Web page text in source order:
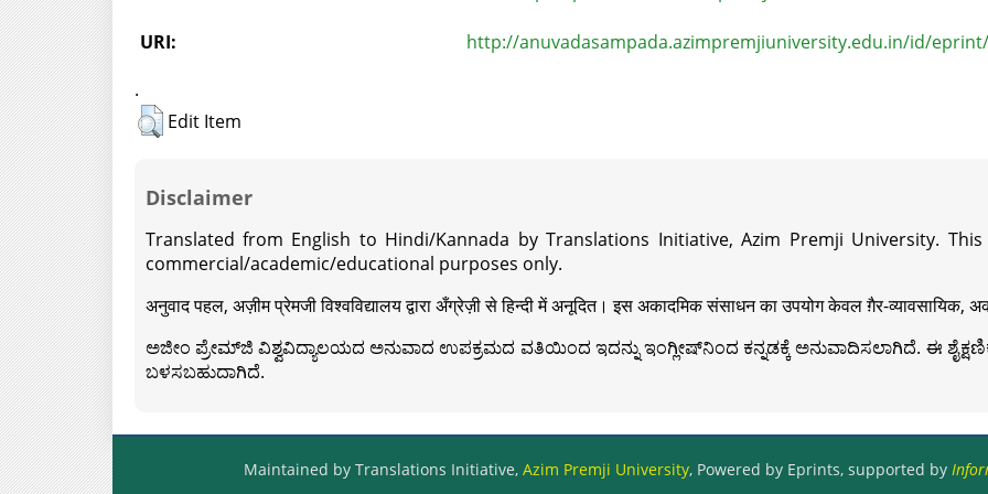
URI:
http://anuvadasampada.azimpremjiuniversity.edu.in/id/
.
Edit Item
Disclaimer
Translated from English to Hindi/Kannada by Translations Initiative, Azim Premji University.
commercial/academic/educational purposes only.
अनुवाद पहल, अज़ीम प्रेमजी विश्वविद्यालय द्वारा अँग्रेज़ी से हिन्दी में अनूदित। इस अकादमिक संसाधन का उपयोग केवल ग़ैर-व्यावसायिक,
ಅಜೀಂ ಪ್ರೇಮ್‍ಜಿ ವಿಶ್ವವಿದ್ಯಾಲಯದ ಅನುವಾದ ಉಪಕ್ರಮದ ವತಿಯಿಂದ ಇದನ್ನು ಇಂಗ್ಲೀಷ್‍ನಿಂದ ಕನ್ನಡಕ್ಕೆ ಅನುವಾದಿಸಲಾಗಿದೆ. ಈ ಶೈಕ್ಷಣಿಕ
ಬಳಸಬಹುದಾಗಿದೆ.
Maintained by Translations Initiative, Azim Premji University, Powered by Eprints, supported by